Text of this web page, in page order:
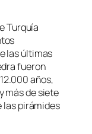
Turquía
las últimas
fueron
años,
más de siete
las pirámides